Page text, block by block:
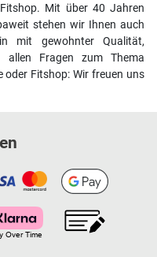
Mit über 40 Jahren
stehen wir Ihnen auch
mit gewohnter Qualität,
allen Fragen zum Thema
oder Fitshop: Wir freuen uns